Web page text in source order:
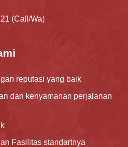
(Call/Wa)
reputasi yang baik
dan kenyamanan perjalanan
Fasilitas standartnya